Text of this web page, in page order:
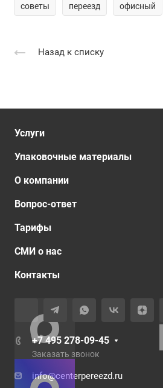
советы переезд офисный
Назад к списку
Услуги
Упаковочные материалы
О компании
Вопрос-ответ
Тарифы
СМИ о нас
Контакты
+7 495 278-09-45
Заказать звонок
info@centerpereezd.ru